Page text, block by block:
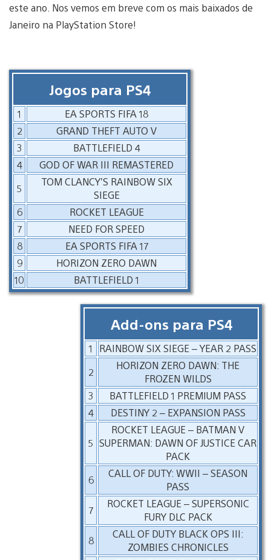
este ano. Nos vemos em breve com os mais baixados de
Janeiro na PlayStation Store!
Jogos para PS4
1
EA SPORTS FIFA 18
2
GRAND THEFT AUTO V
3
BATTLEFIELD 4
4
GOD OF WAR III REMASTERED
5
TOM CLANCY’S RAINBOW SIX
SIEGE
6
ROCKET LEAGUE
7
NEED FOR SPEED
8
EA SPORTS FIFA 17
9
HORIZON ZERO DAWN
10
BATTLEFIELD 1
Add-ons para PS4
1
RAINBOW SIX SIEGE – YEAR 2 PASS
2
HORIZON ZERO DAWN: THE
FROZEN WILDS
3
BATTLEFIELD 1 PREMIUM PASS
4
DESTINY 2 – EXPANSION PASS
5
ROCKET LEAGUE – BATMAN V
SUPERMAN: DAWN OF JUSTICE CAR
PACK
6
CALL OF DUTY: WWII – SEASON
PASS
7
ROCKET LEAGUE – SUPERSONIC
FURY DLC PACK
8
CALL OF DUTY BLACK OPS III:
ZOMBIES CHRONICLES